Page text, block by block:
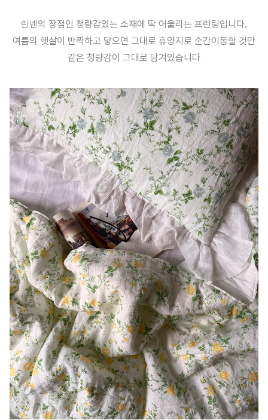
린넨의 장점인 청량감있는 소재에 딱 어울리는 프린팅입니다.
여름의 햇살이 반짝하고 닿으면 그대로 휴양지로 순간이동할 것만
같은 청량감이 그대로 담겨있습니다